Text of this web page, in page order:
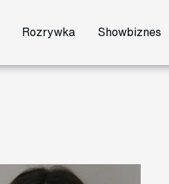
Rozrywka Showbiznes